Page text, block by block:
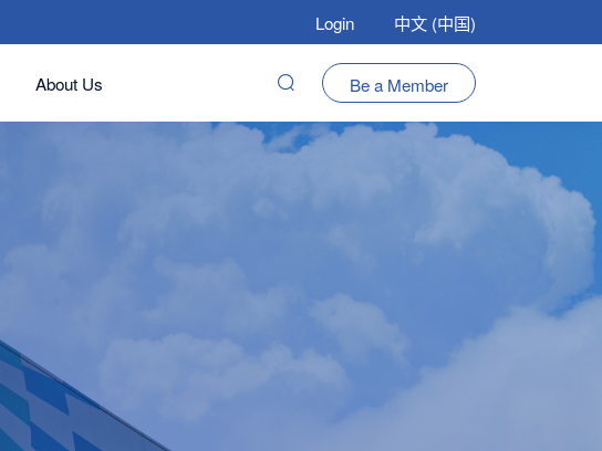
Login 中文 (中国)
About Us Be a Member